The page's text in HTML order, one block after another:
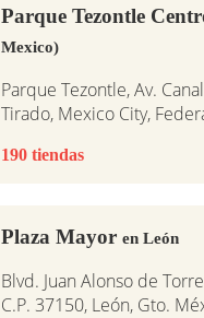
Parque Tezontle
Mexico)
Parque Tezontle, Av.
Tirado, Mexico City,
190 tiendas
Plaza Mayor en León
Blvd. Juan Alonso de
C.P. 37150, León, Gto.